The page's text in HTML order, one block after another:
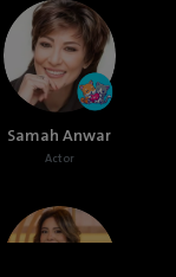
Samah Anwar
Actor